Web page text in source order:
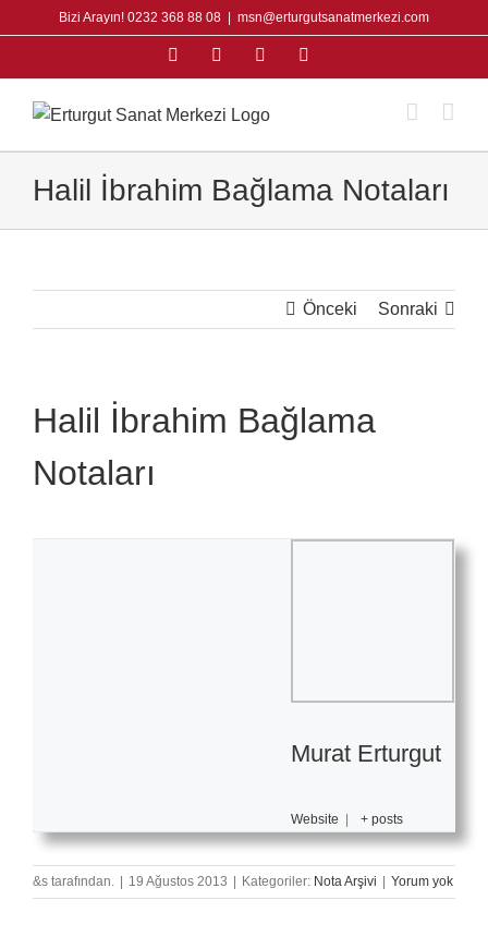
to
Bizi Arayın! 0232 368 88 08 msn@erturgutsanatmerkezi.com
FacebookInstagram
Halil İbrahim Bağlama Notaları
Önceki Sonraki
Halil İbrahim Bağlama
Notaları
Murat Erturgut
Website | + posts
&s tarafından. | 19 Ağustos 2013 | Kategoriler: Nota Arşivi | Yorum yok